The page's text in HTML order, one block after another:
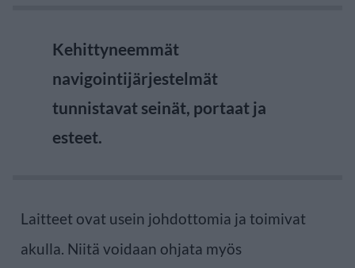
Kehittyneemmät
navigointijärjestelmät
tunnistavat seinät, portaat ja
esteet.
Laitteet ovat usein johdottomia ja toimivat
akulla. Niitä voidaan ohjata myös